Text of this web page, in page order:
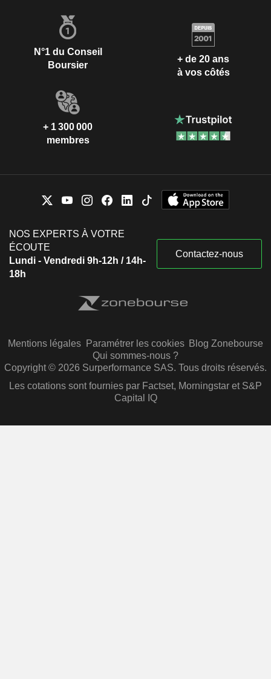
N°1 du Conseil
Boursier
+ de 20 ans
à vos côtés
+ 1 300 000
membres
NOS EXPERTS À VOTRE
ÉCOUTE
Lundi - Vendredi 9h-12h / 14h-
18h
Contactez-nous
Mentions légales Paramétrer les cookies Blog Zonebourse
Qui sommes-nous ?
Copyright © 2026 Surperformance SAS. Tous droits réservés.
Les cotations sont fournies par Factset, Morningstar et S&P
Capital IQ